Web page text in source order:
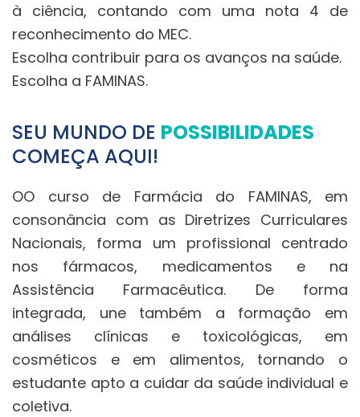
à ciência, contando com uma nota 4 de
reconhecimento do MEC.
Escolha contribuir para os avanços na saúde.
Escolha a FAMINAS.
SEU MUNDO DE POSSIBILIDADES
COMEÇA AQUI!
OO curso de Farmácia do FAMINAS, em
consonância com as Diretrizes Curriculares
Nacionais, forma um profissional centrado
nos fármacos, medicamentos e na
Assistência Farmacêutica. De forma
integrada, une também a formação em
análises clínicas e toxicológicas, em
cosméticos e em alimentos, tornando o
estudante apto a cuidar da saúde individual e
coletiva.